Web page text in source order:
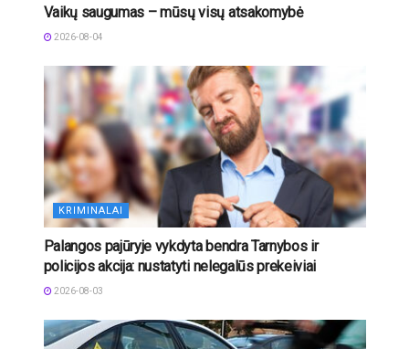
Vaikų saugumas – mūsų visų atsakomybė
2026-08-04
KRIMINALAI
Palangos pajūryje vykdyta bendra Tarnybos ir
policijos akcija: nustatyti nelegalūs prekeiviai
2026-08-03